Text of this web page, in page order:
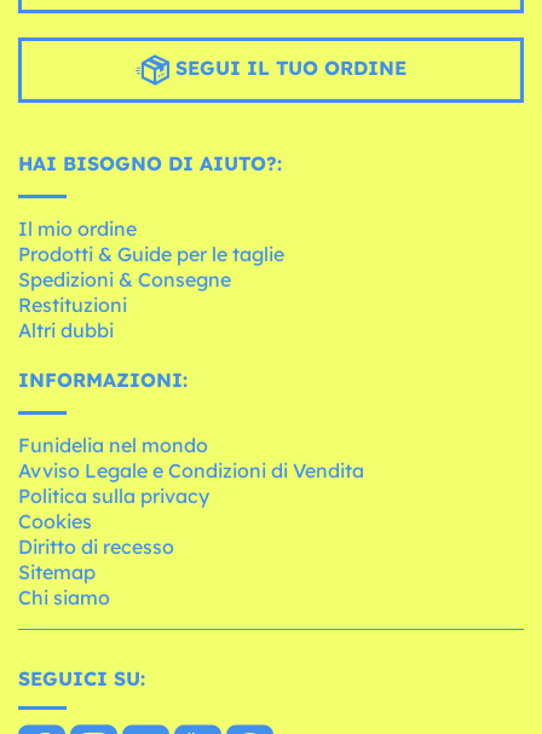
SEGUI IL TUO ORDINE
HAI BISOGNO DI AIUTO?:
Il mio ordine
Prodotti & Guide per le taglie
Spedizioni & Consegne
Restituzioni
Altri dubbi
INFORMAZIONI:
Funidelia nel mondo
Avviso Legale e Condizioni di Vendita
Politica sulla privacy
Cookies
Diritto di recesso
Sitemap
Chi siamo
SEGUICI SU: